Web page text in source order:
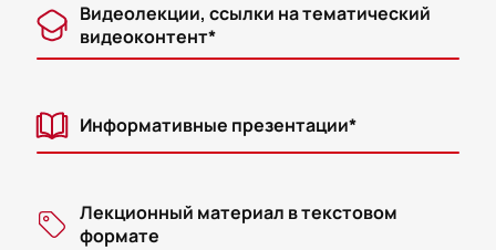
Видеолекции, ссылки на тематический
видеоконтент*
Информативные презентации*
Лекционный материал в текстовом
формате